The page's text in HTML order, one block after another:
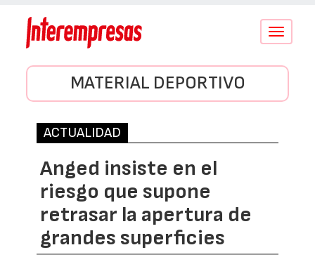
Conmutar
MATERIAL DEPORTIVO
ACTUALIDAD
Anged insiste en el
riesgo que supone
retrasar la apertura de
grandes superficies